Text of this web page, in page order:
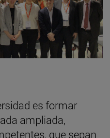
es formar
ampliada,
que sepan